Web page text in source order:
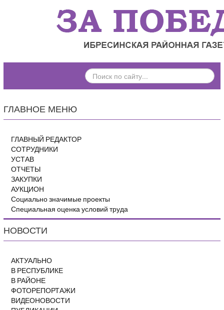
ПОИСК
ПО
ГЛАВНОЕ МЕНЮ
ГЛАВНЫЙ РЕДАКТОР
СОТРУДНИКИ
УСТАВ
ОТЧЕТЫ
ЗАКУПКИ
АУКЦИОН
Социально значимые проекты
Специальная оценка условий труда
НОВОСТИ
АКТУАЛЬНО
В РЕСПУБЛИКЕ
В РАЙОНЕ
ФОТОРЕПОРТАЖИ
ВИДЕОНОВОСТИ